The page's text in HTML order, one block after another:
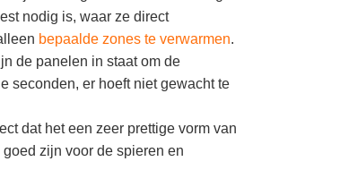
nodig is, waar ze direct
bepaalde zones te verwarmen.
de panelen in staat om de
seconden, er hoeft niet gewacht te
dat het een zeer prettige vorm van
zijn voor de spieren en